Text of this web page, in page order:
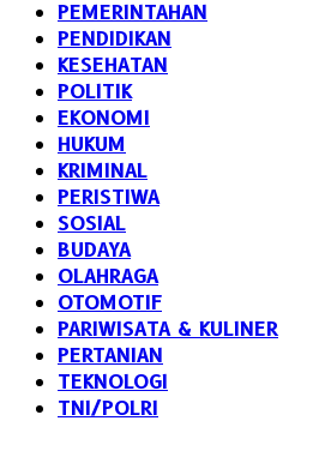
PEMERINTAHAN
PENDIDIKAN
KESEHATAN
POLITIK
EKONOMI
HUKUM
KRIMINAL
PERISTIWA
SOSIAL
BUDAYA
OLAHRAGA
OTOMOTIF
PARIWISATA & KULINER
PERTANIAN
TEKNOLOGI
TNI/POLRI